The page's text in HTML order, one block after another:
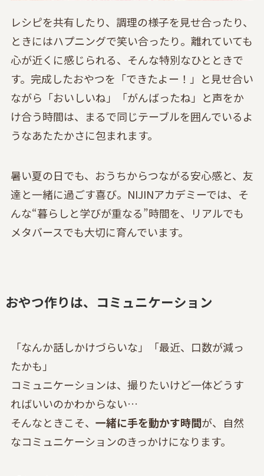
レシピを共有したり、調理の様子を見せ合ったり、
ときにはハプニングで笑い合ったり。離れていても
心が近くに感じられる、そんな特別なひとときで
す。完成したおやつを「できたよー！」と見せ合い
ながら「おいしいね」「がんばったね」と声をか
け合う時間は、まるで同じテーブルを囲んでいるよ
うなあたたかさに包まれます。
暑い夏の日でも、おうちからつながる安心感と、友
達と一緒に過ごす喜び。NIJINアカデミーでは、そ
んな“暮らしと学びが重なる”時間を、リアルでも
メタバースでも大切に育んでいます。
おやつ作りは、コミュニケーション
「なんか話しかけづらいな」「最近、口数が減っ
たかも」
コミュニケーションは、撮りたいけど一体どうす
ればいいのかわからない…
そんなときこそ、 一緒に手を動かす時間が、自然
なコミュニケーションのきっかけになります。